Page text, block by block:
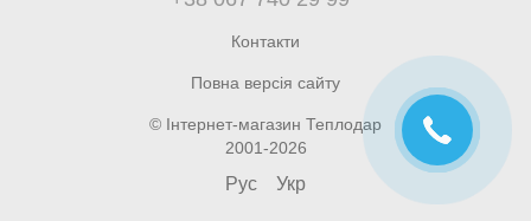
Контакти
Повна версія сайту
© Інтернет-магазин Теплодар
2001-2026
Рус Укр